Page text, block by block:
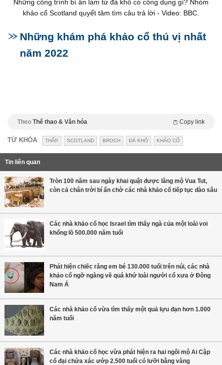
Những công trình bí ẩn làm từ đá khô có công dụng gì? Nhóm
khảo cổ Scotland quyết tâm tìm câu trả lời - Video: BBC.
Những khám phá khảo cổ thú vị nhất
năm 2022
Theo Thể thao & Văn hóa Copy link
TỪ KHÓA THẤP SCOTLAND BROCH ĐÁ KHÔ KHẢO CỔ
Tin liên quan
Tròn 100 năm sau ngày khai quật được lăng mộ Vua Tut,
còn cả chân trời bí ẩn chờ các nhà khảo cổ tiếp tục đào sâu
Các nhà khảo cổ học Israel tìm thấy ngà của một loài voi
khổng lồ 500.000 năm tuổi
Phát hiện chiếc răng em bé 130.000 tuổi trên núi, các nhà
khảo cổ ngỡ ngàng về quá khứ loài người cổ xưa ở Đông
Nam Á
Các nhà khảo cổ vừa tìm thấy một quả lựu đạn hơn 1.000
năm tuổi
Các nhà khảo cổ học vừa phát hiện ra hai ngôi mộ Ai Cập
cổ đại chứa xác ướp 2.500 tuổi có lưỡi bằng vàng